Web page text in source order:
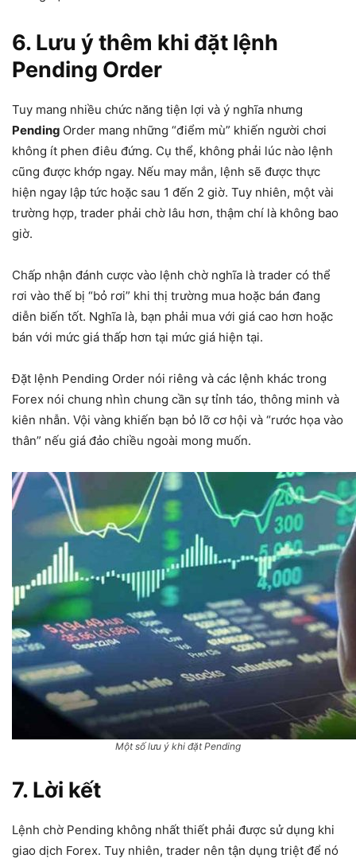
6. Lưu ý thêm khi đặt lệnh
Pending Order
Tuy mang nhiều chức năng tiện lợi và ý nghĩa nhưng
Pending Order mang những “điểm mù” khiến người chơi
không ít phen điêu đứng. Cụ thể, không phải lúc nào lệnh
cũng được khớp ngay. Nếu may mắn, lệnh sẽ được thực
hiện ngay lập tức hoặc sau 1 đến 2 giờ. Tuy nhiên, một vài
trường hợp, trader phải chờ lâu hơn, thậm chí là không bao
giờ.
Chấp nhận đánh cược vào lệnh chờ nghĩa là trader có thể
rơi vào thế bị “bỏ rơi” khi thị trường mua hoặc bán đang
diễn biến tốt. Nghĩa là, bạn phải mua với giá cao hơn hoặc
bán với mức giá thấp hơn tại mức giá hiện tại.
Đặt lệnh Pending Order nói riêng và các lệnh khác trong
Forex nói chung nhìn chung cần sự tỉnh táo, thông minh và
kiên nhẫn. Vội vàng khiến bạn bỏ lỡ cơ hội và “rước họa vào
thân” nếu giá đảo chiều ngoài mong muốn.
Một số lưu ý khi đặt Pending
7. Lời kết
Lệnh chờ Pending không nhất thiết phải được sử dụng khi
giao dịch Forex. Tuy nhiên, trader nên tận dụng triệt để nó